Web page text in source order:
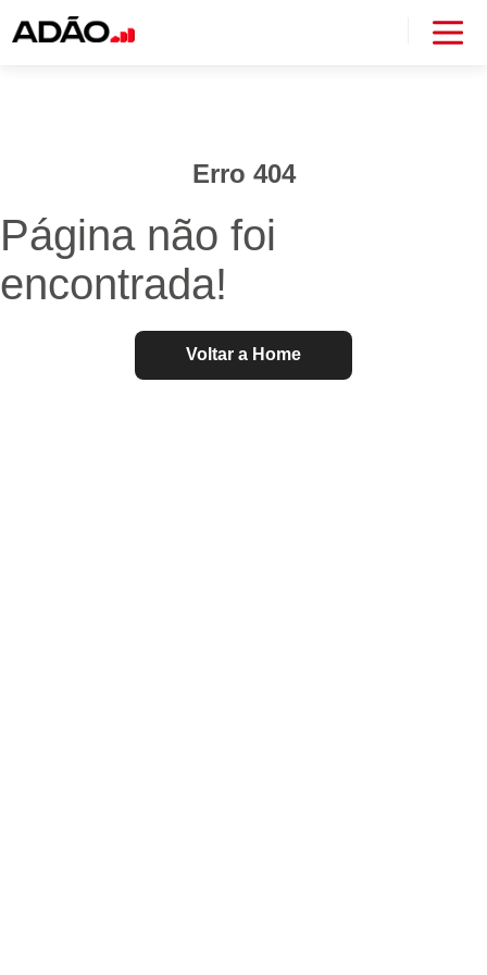
Erro 404
Página não foi
encontrada!
Voltar a Home